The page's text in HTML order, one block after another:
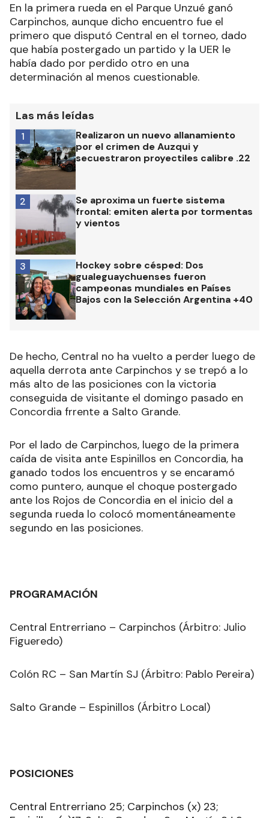
En la primera rueda en el Parque Unzué ganó
Carpinchos, aunque dicho encuentro fue el
primero que disputó Central en el torneo, dado
que había postergado un partido y la UER le
había dado por perdido otro en una
determinación al menos cuestionable.
Las más leídas
Realizaron un nuevo allanamiento
por el crimen de Auzqui y
secuestraron proyectiles calibre .22
1
Se aproxima un fuerte sistema
frontal: emiten alerta por tormentas
y vientos
2
Hockey sobre césped: Dos
gualeguaychuenses fueron
campeonas mundiales en Países
Bajos con la Selección Argentina +40
3
De hecho, Central no ha vuelto a perder luego de
aquella derrota ante Carpinchos y se trepó a lo
más alto de las posiciones con la victoria
conseguida de visitante el domingo pasado en
Concordia frrente a Salto Grande.
Por el lado de Carpinchos, luego de la primera
caída de visita ante Espinillos en Concordia, ha
ganado todos los encuentros y se encaramó
como puntero, aunque el choque postergado
ante los Rojos de Concordia en el inicio del a
segunda rueda lo colocó momentáneamente
segundo en las posiciones.
PROGRAMACIÓN
Central Entrerriano – Carpinchos (Árbitro: Julio
Figueredo)
Colón RC – San Martín SJ (Árbitro: Pablo Pereira)
Salto Grande – Espinillos (Árbitro Local)
POSICIONES
Central Entrerriano 25; Carpinchos (x) 23;